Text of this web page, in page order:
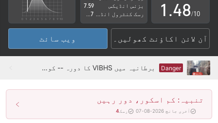
1
2
3
4
5
6
.4
5
6
7
8
9
8
9
/10
بزنس انڈیکس
7.59
آن لائن اکاؤنٹ کھولیں۔ ویب سائٹ
Danger برطانیہ میں VIBHS کا دورہ -- کوئی دفتر نہ ملنا
تنبیہ: کم اسکور، دور رہیں
آخری جانچ 2026-08-07 رسک4